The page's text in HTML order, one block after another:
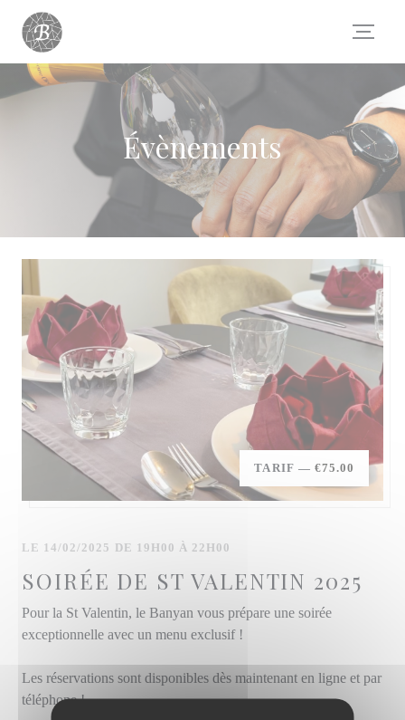
Personnalisation de vos choix en matière de cookies
Évènements
TARIF — €75.00
LE 14/02/2025 DE 19H00 À 22H00
SOIRÉE DE ST VALENTIN 2025
Pour la St Valentin, le Banyan vous prépare une soirée
exceptionnelle avec un menu exclusif !
Les réservations sont disponibles dès maintenant en ligne et par
téléphone !